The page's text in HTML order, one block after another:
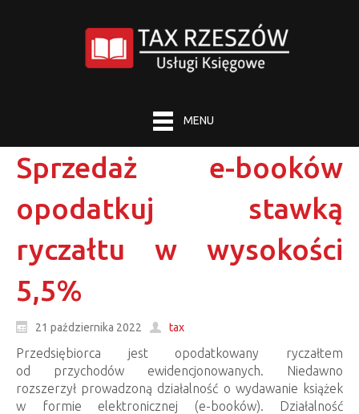
MENU
Sprzedaż e-booków
opodatkuj stawką
ryczałtu w wysokości
5,5%
21 października 2022 tax
Przedsiębiorca jest opodatkowany ryczałtem
od przychodów ewidencjonowanych. Niedawno
rozszerzył prowadzoną działalność o wydawanie książek
w formie elektronicznej (e-booków). Działalność